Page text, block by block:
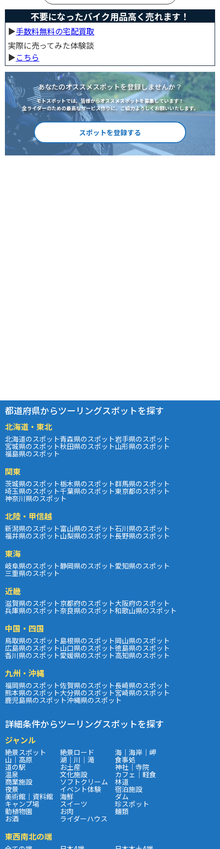
不要になったバイク用品高く売れます！
▶︎手数料無料の宅配買取
実際に売ってみた体験談
▶︎こちら
あなたのオススメスポットを登録しませんか？
モトスポットでは、皆様からオススメスポットを募集しています！
全ライダーのための最高なサービス作りに、ご協力よろしくお願いいたします。
スポットを登録する
都道府県からツーリングスポットを探す
北海道・東北
北海道のスポット青森県のスポット岩手県のスポット
宮城県のスポット秋田県のスポット山形県のスポット
福島県のスポット
関東
茨城県のスポット栃木県のスポット群馬県のスポット
埼玉県のスポット千葉県のスポット東京都のスポット
神奈川県のスポット
北陸・甲信越
新潟県のスポット富山県のスポット石川県のスポット
福井県のスポット山梨県のスポット長野県のスポット
東海
岐阜県のスポット静岡県のスポット愛知県のスポット
三重県のスポット
近畿
滋賀県のスポット京都府のスポット大阪府のスポット
兵庫県のスポット奈良県のスポット和歌山県のスポット
中国・四国
鳥取県のスポット島根県のスポット岡山県のスポット
広島県のスポット山口県のスポット徳島県のスポット
香川県のスポット愛媛県のスポット高知県のスポット
九州・沖縄
福岡県のスポット佐賀県のスポット長崎県のスポット
熊本県のスポット大分県のスポット宮崎県のスポット
鹿児島県のスポット沖縄県のスポット
詳細条件からツーリングスポットを探す
ジャンル
絶景スポット 絶景ロード 海｜海岸｜岬
山｜高原 湖｜川｜滝 食事処
道の駅 お土産 神社｜寺院
温泉 文化施設 カフェ｜軽食
商業施設 ソフトクリーム 林道
夜景 イベント体験 宿泊施設
美術館｜資料館 海鮮 ダム
キャンプ場 スイーツ 珍スポット
動植物園 お肉 麺類
お酒 ライダーハウス
東西南北の端